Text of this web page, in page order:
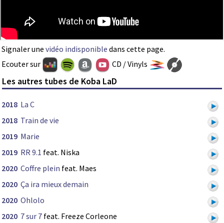
Signaler une vidéo indisponible dans cette page.
Ecouter sur
CD / Vinyls
Les autres tubes de Koba LaD
2018 La C
2018 Train de vie
2019 Marie
2019 RR 9.1 feat. Niska
2020 Coffre plein feat. Maes
2020 Ça ira mieux demain
2020 Ohlolo
2020 7 sur 7 feat. Freeze Corleone